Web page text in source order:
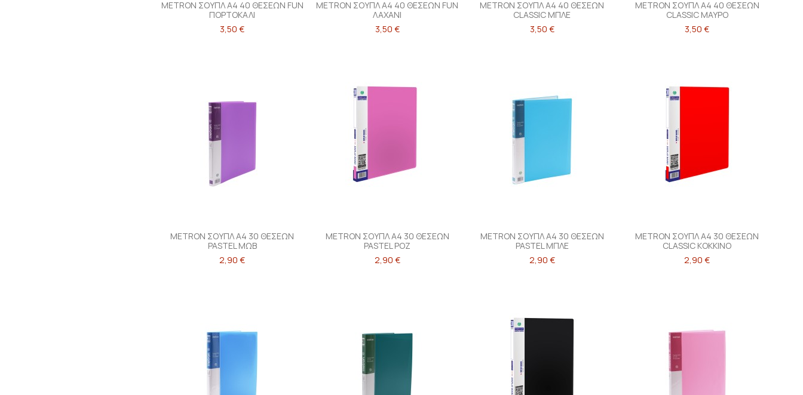
METRON ΣΟΥΠΛ Α4 40 ΘΕΣΕΩΝ FUN
ΠΟΡΤΟΚΑΛΙ
3,50 €
METRON ΣΟΥΠΛ Α4 40 ΘΕΣΕΩΝ FUN
ΛΑΧΑΝΙ
3,50 €
METRON ΣΟΥΠΛ Α4 40 ΘΕΣΕΩΝ
CLASSIC ΜΠΛΕ
3,50 €
METRON ΣΟΥΠΛ Α4 40 ΘΕΣΕΩΝ
CLASSIC ΜΑΥΡΟ
3,50 €
METRON ΣΟΥΠΛ Α4 30 ΘΕΣΕΩΝ
PASTEL ΜΩΒ
2,90 €
METRON ΣΟΥΠΛ Α4 30 ΘΕΣΕΩΝ
PASTEL ΡΟΖ
2,90 €
METRON ΣΟΥΠΛ Α4 30 ΘΕΣΕΩΝ
PASTEL ΜΠΛΕ
2,90 €
METRON ΣΟΥΠΛ Α4 30 ΘΕΣΕΩΝ
CLASSIC ΚΟΚΚΙΝΟ
2,90 €